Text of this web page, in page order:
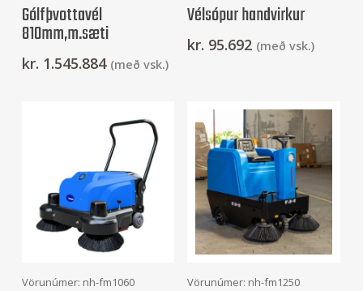
Gólfþvottavél
810mm,m.sæti
kr. 1.545.884 (með vsk.)
Vélsópur handvirkur
kr. 95.692 (með vsk.)
Frekari Upplýsingar
Vörunúmer: nh-fm1060 Frekari Upplýsingar
Vörunúmer: nh-fm1250